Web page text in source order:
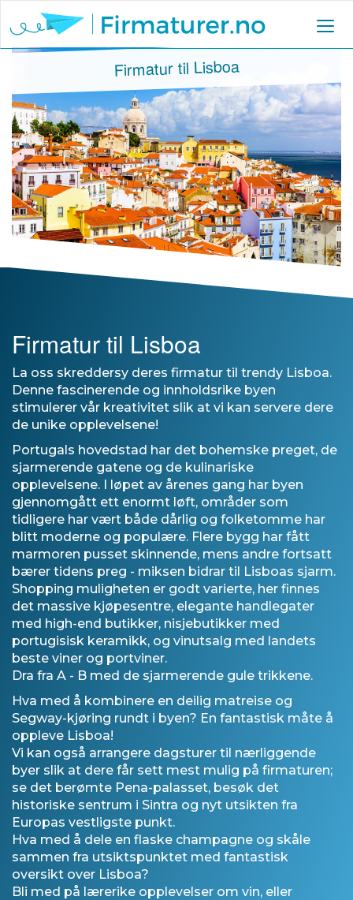
Firmatur til Lisboa
Firmatur til Lisboa
La oss skreddersy deres firmatur til trendy Lisboa.
Denne fascinerende og innholdsrike byen
stimulerer vår kreativitet slik at vi kan servere dere
de unike opplevelsene!
Portugals hovedstad har det bohemske preget, de
sjarmerende gatene og de kulinariske
opplevelsene. I løpet av årenes gang har byen
gjennomgått ett enormt løft, områder som
tidligere har vært både dårlig og folketomme har
blitt moderne og populære. Flere bygg har fått
marmoren pusset skinnende, mens andre fortsatt
bærer tidens preg - miksen bidrar til Lisboas sjarm.
Shopping muligheten er godt varierte, her finnes
det massive kjøpesentre, elegante handlegater
med high-end butikker, nisjebutikker med
portugisisk keramikk, og vinutsalg med landets
beste viner og portviner.
Dra fra A - B med de sjarmerende gule trikkene.
Hva med å kombinere en deilig matreise og
Segway-kjøring rundt i byen? En fantastisk måte å
oppleve Lisboa!
Vi kan også arrangere dagsturer til nærliggende
byer slik at dere får sett mest mulig på firmaturen;
se det berømte Pena-palasset, besøk det
historiske sentrum i Sintra og nyt utsikten fra
Europas vestligste punkt.
Hva med å dele en flaske champagne og skåle
sammen fra utsiktspunktet med fantastisk
oversikt over Lisboa?
Bli med på lærerike opplevelser om vin, eller